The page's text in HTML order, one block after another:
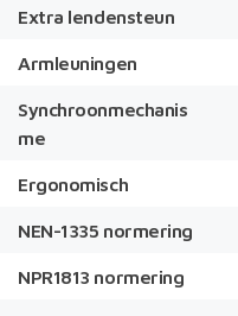
Extra lendensteun
Armleuningen
Synchroonmechanis
me
Ergonomisch
NEN-1335 normering
NPR1813 normering